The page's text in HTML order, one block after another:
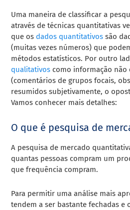
Uma maneira de classificar a
através de técnicas quantitativas
que os dados quantitativos são
(muitas vezes números) que
métodos estatísticos. Por outro
qualitativos como informação não
(comentários de grupos focais,
resumidos subjetivamente, o
Vamos conhecer mais detalhes:
O que é pesquisa de
A pesquisa de mercado
quantas pessoas compram um
que frequência compram.
Para permitir uma análise mais
tendem a ser bastante fechadas e